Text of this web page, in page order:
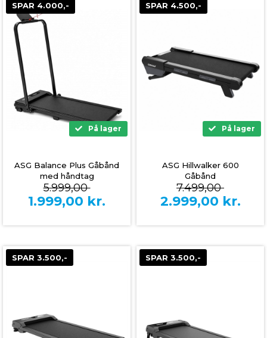
SPAR 4.000,-
På lager
ASG Balance Plus Gåbånd
med håndtag
5.999,00
1.999,00 kr.
SPAR 4.500,-
På lager
ASG Hillwalker 600
Gåbånd
7.499,00
2.999,00 kr.
SPAR 3.500,- SPAR 3.500,-